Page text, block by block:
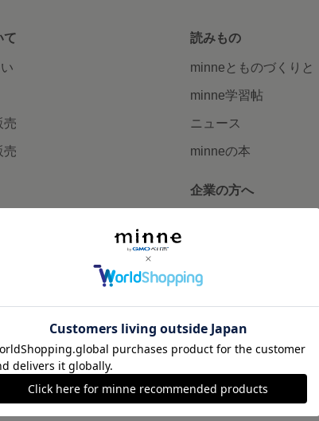
て
売
売
ベント
読みもの
minneとものづくりと
minne学習帖
ニュース
minneの本
企業の方へ
イバシーポリシー 会社概要 採用情報 メディアキット
©GMO Pepabo, Inc. All rights reserved.